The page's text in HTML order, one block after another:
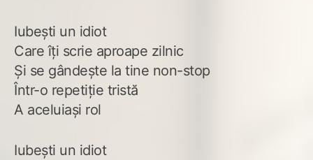
Iubești un idiot
Care îți scrie aproape zilnic
Și se gândește la tine non-stop
Într-o repetiție tristă
A aceluiași rol
Iubești un idiot